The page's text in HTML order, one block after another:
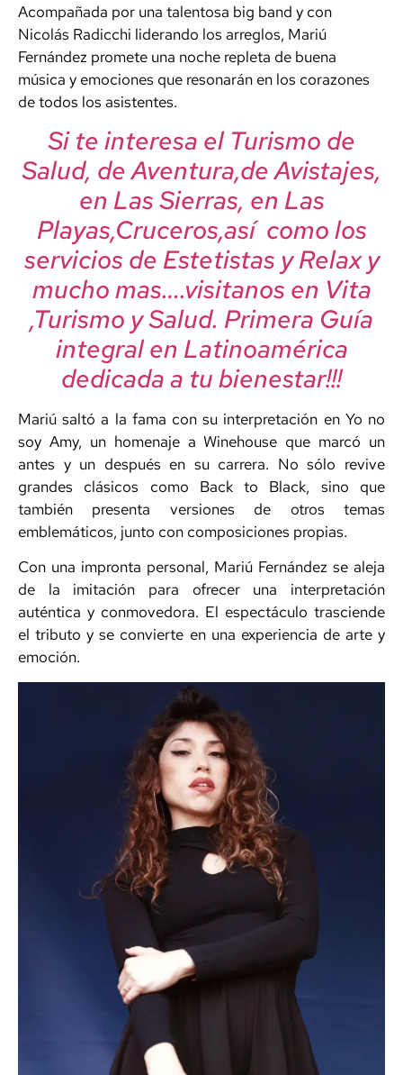
Acompañada por una talentosa big band y con
Nicolás Radicchi liderando los arreglos, Mariú
Fernández promete una noche repleta de buena
música y emociones que resonarán en los corazones
de todos los asistentes.
Si te interesa el Turismo de
Salud, de Aventura,de Avistajes,
en Las Sierras, en Las
Playas,Cruceros,así como los
servicios de Estetistas y Relax y
mucho mas….visitanos en Vita
,Turismo y Salud. Primera Guía
integral en Latinoamérica
dedicada a tu bienestar!!!
Mariú saltó a la fama con su interpretación en Yo no
soy Amy, un homenaje a Winehouse que marcó un
antes y un después en su carrera. No sólo revive
grandes clásicos como Back to Black, sino que
también presenta versiones de otros temas
emblemáticos, junto con composiciones propias.
Con una impronta personal, Mariú Fernández se aleja
de la imitación para ofrecer una interpretación
auténtica y conmovedora. El espectáculo trasciende
el tributo y se convierte en una experiencia de arte y
emoción.